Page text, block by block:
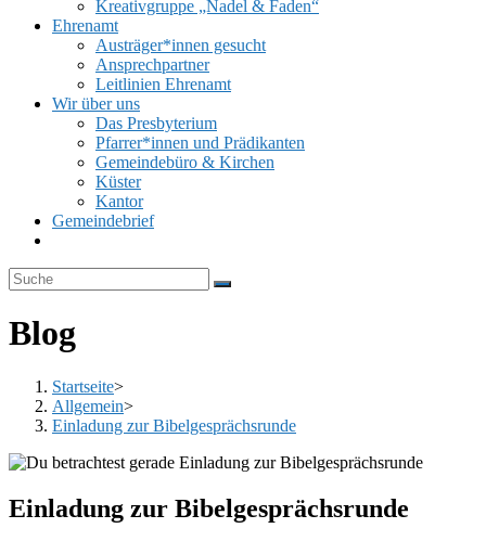
Kreativgruppe „Nadel & Faden“
Ehrenamt
Austräger*innen gesucht
Ansprechpartner
Leitlinien Ehrenamt
Wir über uns
Das Presbyterium
Pfarrer*innen und Prädikanten
Gemeindebüro & Kirchen
Küster
Kantor
Gemeindebrief
umschalten
Blog
Startseite>
Allgemein>
Einladung zur Bibelgesprächsrunde
Einladung zur Bibelgesprächsrunde